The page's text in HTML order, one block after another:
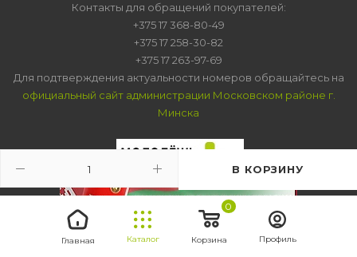
В КОРЗИНУ
Главная Каталог Корзина
0
Профиль
Контакты для обращений покупателей:
+375 17 368-80-49
+375 17 258-30-82
+375 17 263-97-69
Для подтверждения актуальности номеров обращайтесь на
официальный сайт администрации Московском районе г.
Минска